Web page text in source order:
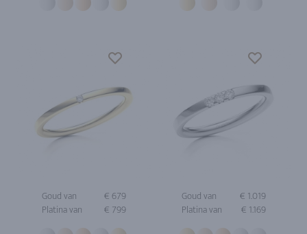
Goud van
€ 679
Platina van
€ 799
Goud van
€ 1.019
Platina van
€ 1.169